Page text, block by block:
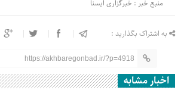
منبع خبر : خبرگزاری ایسنا
به اشتراک بگذارید :
https://akhbaregonbad.ir/?p=4918
اخبار مشابه